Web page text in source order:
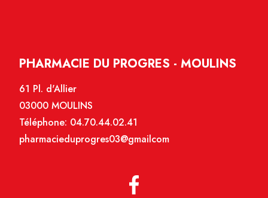
PHARMACIE DU PROGRES - MOULINS
61 Pl. d'Allier
03000 MOULINS
Téléphone: 04.70.44.02.41
pharmacieduprogres03@gmailcom